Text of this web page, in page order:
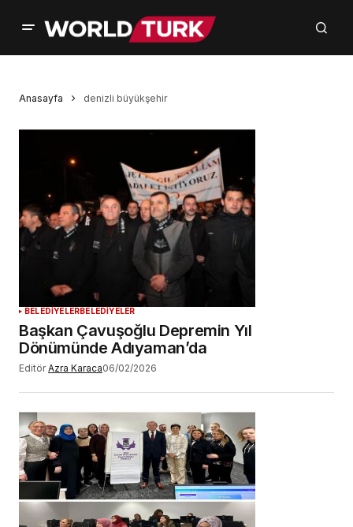
Anasayfa denizli büyükşehir
BELEDİYELERBELEDİYELER
Başkan Çavuşoğlu Depremin Yıl
Dönümünde Adıyaman’da
Editör Azra Karaca06/02/2026